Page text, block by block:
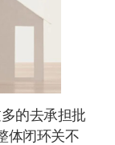
的去承担批
体闭环关不